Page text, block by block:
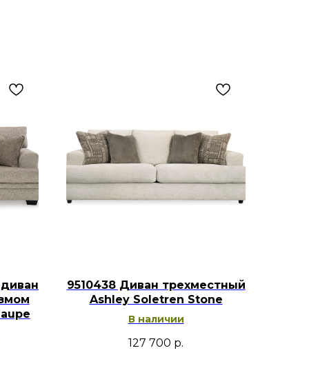
9510438 Диван трехместный
Ashley Soletren Stone
В наличии
127 700 р.